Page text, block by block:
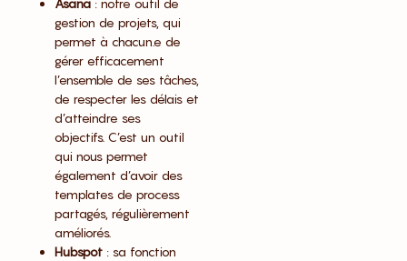
Asana : notre outil de
gestion de projets, qui
permet à chacun.e de
gérer efficacement
l’ensemble de ses tâches,
de respecter les délais et
d’atteindre ses
objectifs. C’est un outil
qui nous permet
également d’avoir des
templates de process
partagés, régulièrement
améliorés.
Hubspot : sa fonction